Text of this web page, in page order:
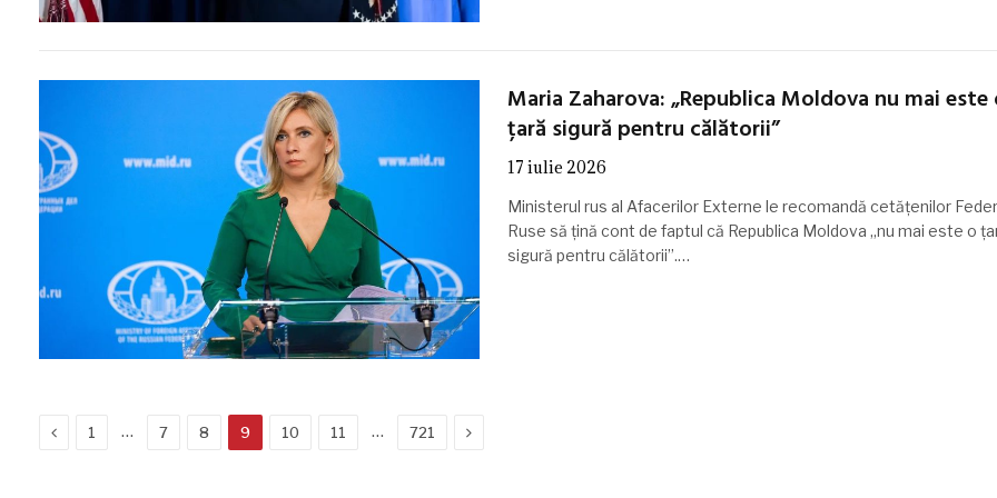
Maria Zaharova: „Republica Moldova nu mai este
țară sigură pentru călătorii”
17 iulie 2026
Ministerul rus al Afacerilor Externe le recomandă cetățenilor
Ruse să țină cont de faptul că Republica Moldova „nu mai este o
sigură pentru călătorii”.…
Previous
1 … 7 8 9 10 11 … 721 Next